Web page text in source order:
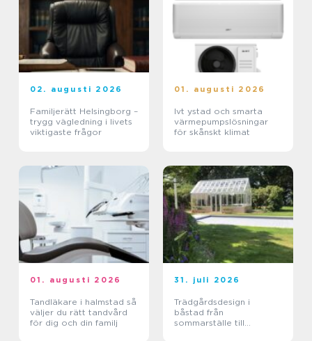
02. augusti 2026
Familjerätt Helsingborg –
trygg vägledning i livets
viktigaste frågor
01. augusti 2026
Ivt ystad och smarta
värmepumpslösningar
för skånskt klimat
01. augusti 2026
Tandläkare i halmstad så
väljer du rätt tandvård
för dig och din familj
31. juli 2026
Trädgårdsdesign i
båstad från
sommarställe till